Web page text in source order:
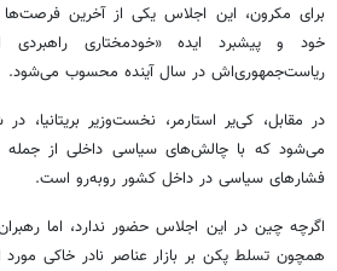
برای مکرون، این اجلاس یکی از آخرین فرصت‌ها
خود و پیشبرد ایده «خودمختاری راهبردی
ریاست‌جمهوری‌اش در سال آینده محسوب می‌شود.
در مقابل، کی‌یر استارمر، نخست‌وزیر
می‌شود که با چالش‌های سیاسی داخلی از جمله
فشارهای سیاسی در داخل کشور روبه‌رو است.
اگرچه چین در این اجلاس حضور ندارد، اما
همچون تسلط پکن بر بازار عناصر نادر خاکی مورد